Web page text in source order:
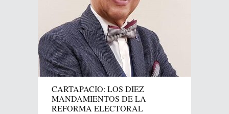
CARTAPACIO: LOS DIEZ
MANDAMIENTOS DE LA
REFORMA ELECTORAL